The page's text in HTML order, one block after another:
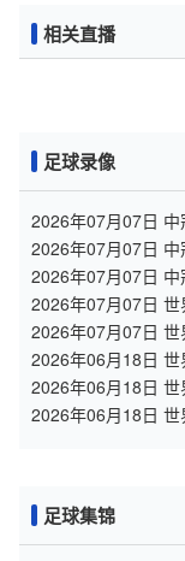
相关直播
足球录像
2026年07月07日
晟恒 全场录像
2026年07月07日
全场录像
2026年07月07日
全场录像
2026年07月07日
2026年07月07日
2026年06月18日 世
亚 全场录像
2026年06月18日
像
2026年06月18日
足球集锦